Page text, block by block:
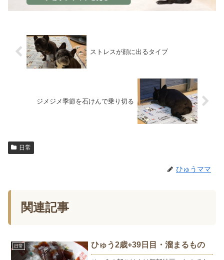
ストレスが顔に出るタイプ
ジメジメ季節を石けんで乗り切る
日常
ひゅうママ
関連記事
日常 ひゅう2歳+39日目・溜まるもの